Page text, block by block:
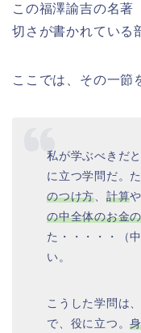
この福澤諭吉の名著
切さが書かれている
ここでは、その一節
私が学ぶべきだ
に立つ学問だ。
のつけ方
計算
の中全体のお金
た・・・・・（
い。
こうした学問は
で、役に立つ。